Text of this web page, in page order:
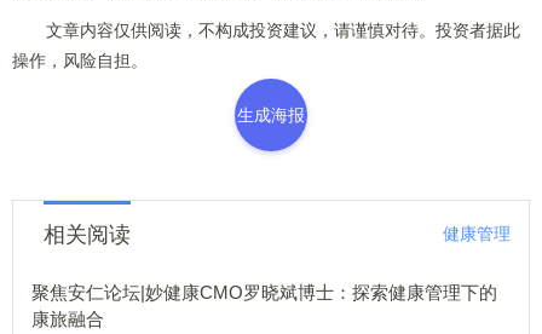
文章内容仅供阅读，不构成投资建议，请谨慎对待。投资者据此
操作，风险自担。
生成海报
相关阅读 健康管理
聚焦安仁论坛|妙健康CMO罗晓斌博士：探索健康管理下的
康旅融合